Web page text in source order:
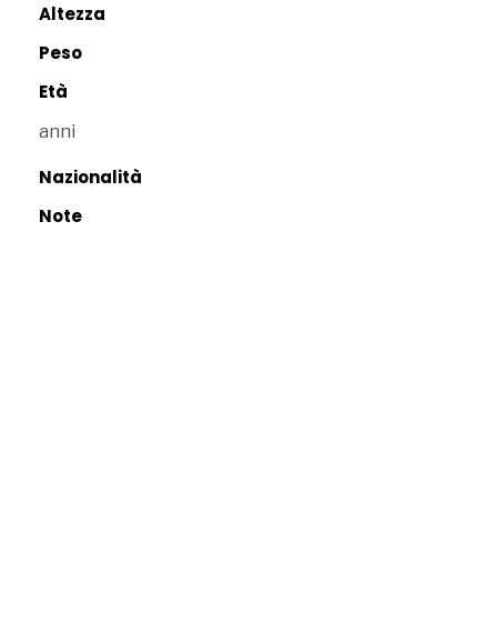
Altezza
Peso
Età
anni
Nazionalità
Note